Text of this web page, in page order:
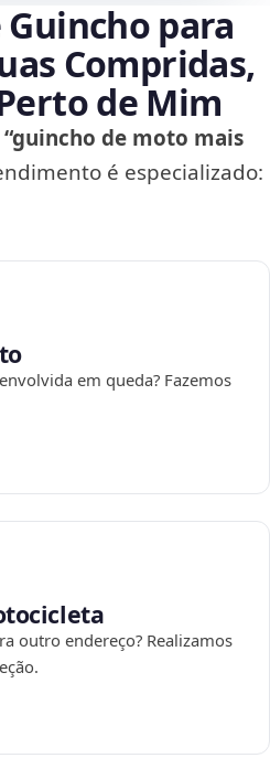
Guincho para
Compridas,
de Mim
“guincho de moto mais
é especializado:
em queda? Fazemos
outro endereço? Realizamos